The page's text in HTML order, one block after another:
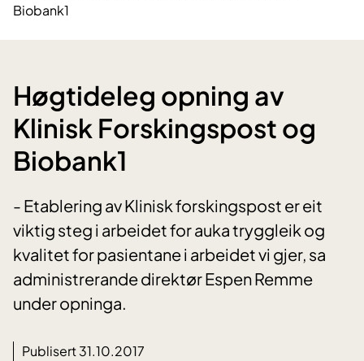
Biobank1
Høgtideleg opning av
Klinisk Forskingspost og
Biobank1
- Etablering av Klinisk forskingspost er eit
viktig steg i arbeidet for auka tryggleik og
kvalitet for pasientane i arbeidet vi gjer, sa
administrerande direktør Espen Remme
under opninga.
Publisert 31.10.2017